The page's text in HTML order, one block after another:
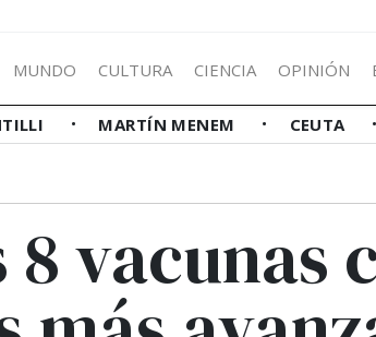
MUNDO CULTURA CIENCIA OPINIÓN
MARTÍN MENEM CEUTA
8 vacunas